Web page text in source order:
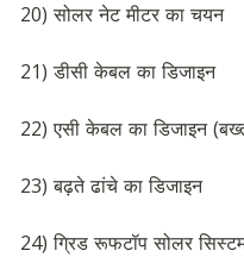
20) सोलर नेट मीटर का चयन
21) डीसी केबल का डिजाइन
22) एसी केबल का डिजाइन
23) बढ़ते ढांचे का डिजाइन
24) ग्रिड रूफटॉप सोलर